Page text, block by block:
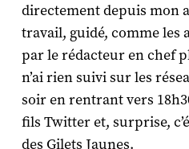
directement depuis mon
travail, guidé, comme les
par le rédacteur en chef
n’ai rien suivi sur les
soir en rentrant vers
fils Twitter et, surprise,
des Gilets Jaunes.